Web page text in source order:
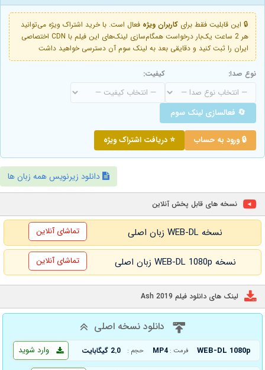
🔒 این قابلیت فقط برای کاربران ویژه فعال است. با خرید اشتراک ویژه می‌توانید
هر 2 ساعت یک‌بار درخواست همگام‌سازی لینک‌های این فیلم با CDN اختصاصی
ایران را ثبت کنید و دقایقی بعد به لینک سوم آن دسترسی خواهید داشت
نوع صدا: کیفیت:
🔄 فعالسازی لینک سوم
🔒 ورود به حساب ⭐ دریافت اشتراک ویژه
دانلود زیرنویس همه زبان ها
نسخه های قابل پخش آنلاین
نسخه WEB-DL زبان اصلی تماشای آنلاین
نسخه WEB-DL 1080p زبان اصلی تماشای آنلاین
لینک های دانلود فیلم Ash 2019
دانلود نسخه اصلی
WEB-DL 1080p فرمت : MP4 حجم : 2.0 گیگابایت وارد شوید